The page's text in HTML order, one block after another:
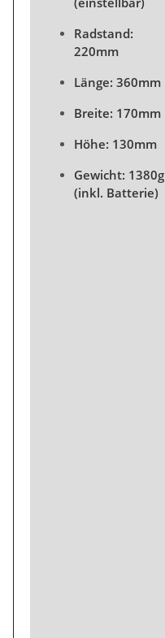
Radstand:
220mm
Länge: 360mm
Breite: 170mm
Höhe: 130mm
Gewicht: 1380g
(inkl. Batterie)